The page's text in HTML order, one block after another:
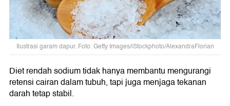
Ilustrasi garam dapur. Foto: Getty Images/iStockphoto/AlexandraFlorian
Diet rendah sodium tidak hanya membantu mengurangi
retensi cairan dalam tubuh, tapi juga menjaga tekanan
darah tetap stabil.